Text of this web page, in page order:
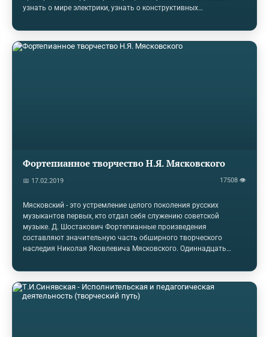
узнать о мире электрики, узнать о конструктивных
Если Вы хотите купить поддержанную гитару гитару, что тоже
на наш взгляд очень хорошая идея, то мы поможем вам
советом с тем, как избежать ошибок в выборе, не попасть в
Фортепианное творчество Н.Я. Мясковского
📅 17.02.2019 17508 👁
Мясковский - это устремление целого поколения русских
музыкантов первых, кто отдал себя служению советской
музыке. Д. Шостакович Фортепианные произведения
составляют значительную часть обширного творческого
наследия Николая Яковлевича Мясковского. Одиннадцать
многочисленные фортепианные миниатюры, объединенные в
программно-тематические циклы («Пожелтевшие страницы».
«Причуды», «Воспоминания» и другие), серия пьес для юных
пианистов — таков вклад Мясковского в отечественную